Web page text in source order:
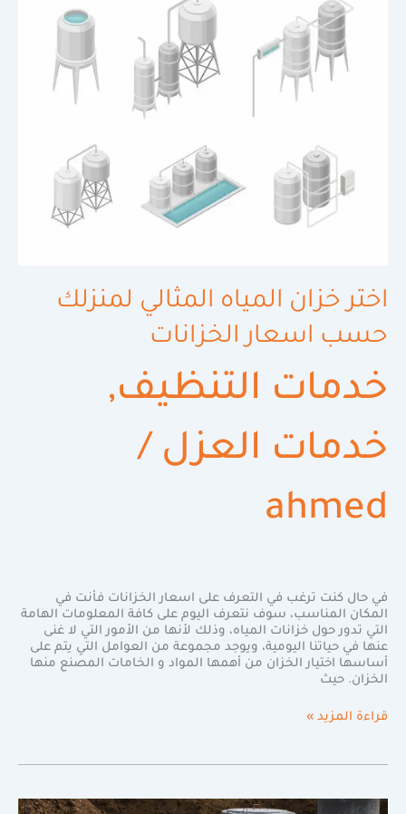
اختر خزان المياه المثالي لمنزلك
حسب اسعار الخزانات
خدمات التنظيف,
خدمات العزل /
ahmed
في حال كنت ترغب في التعرف على اسعار الخزانات فأنت في
المكان المناسب، سوف نتعرف اليوم على كافة المعلومات الهامة
التي تدور حول خزانات المياه، وذلك لأنها من الأمور التي لا غنى
عنها في حياتنا اليومية، ويوجد مجموعة من العوامل التي يتم على
أساسها اختيار الخزان من أهمها المواد و الخامات المصنع منها
الخزان. حيث
المثالي
قراءة المزيد »
أفضل